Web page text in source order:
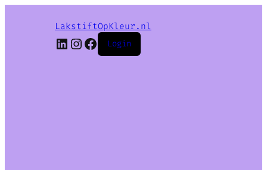
LakstiftOpKleur.nl
LinkedIn
Instagram
Facebook
Login